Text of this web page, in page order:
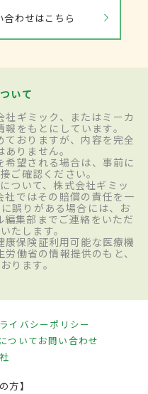
わせはこちら
いて
ギミック、またはミーカ
をもとにしています。
おりますが、内容を完全
りません。
望される場合は、事前に
ご確認ください。
ついて、株式会社ギミッ
社ではその賠償の責任を一
誤りがある場合には、お
集部までご連絡をいただ
たします。
保険証利用可能な医療機
働省の情報提供のもと、
ります。
イバシーポリシー
ついてお問い合わせ
方】